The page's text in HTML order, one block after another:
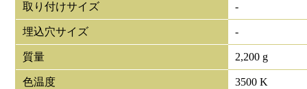
取り付けサイズ -
埋込穴サイズ -
質量 2,200 g
色温度 3500 K